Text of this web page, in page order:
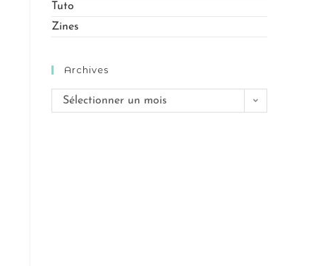
Tuto
Zines
Archives
Sélectionner un mois